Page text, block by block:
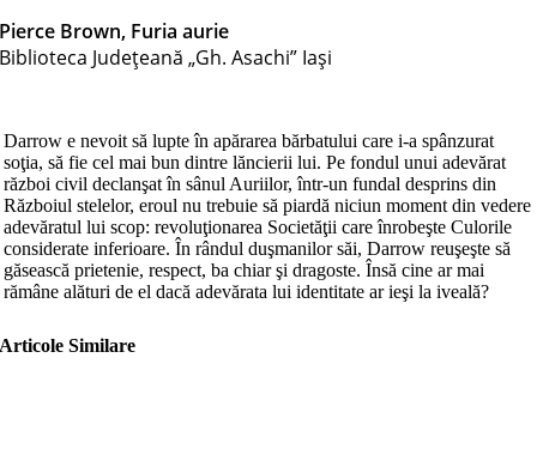
Pierce Brown, Furia aurie
Biblioteca Judeţeană „Gh. Asachi” Iaşi
Darrow e nevoit să lupte în apărarea bărbatului care i-a spânzurat
soţia, să fie cel mai bun dintre lăncierii lui. Pe fondul unui adevărat
război civil declanşat în sânul Auriilor, într-un fundal desprins din
Războiul stelelor, eroul nu trebuie să piardă niciun moment din vedere
adevăratul lui scop: revoluţionarea Societăţii care înrobeşte Culorile
considerate inferioare. În rândul duşmanilor săi, Darrow reuşeşte să
găsească prietenie, respect, ba chiar şi dragoste. Însă cine ar mai
rămâne alături de el dacă adevărata lui identitate ar ieşi la iveală?
Articole Similare